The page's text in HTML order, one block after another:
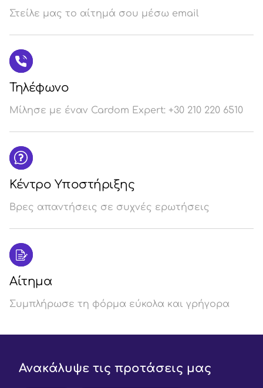
Στείλε μας το αίτημά σου μέσω email
Τηλέφωνο
Μίλησε με έναν Cardom Expert: +30 210 220 6510
Κέντρο Υποστήριξης
Βρες απαντήσεις σε συχνές ερωτήσεις
Αίτημα
Συμπλήρωσε τη φόρμα εύκολα και γρήγορα
Ανακάλυψε τις προτάσεις μας